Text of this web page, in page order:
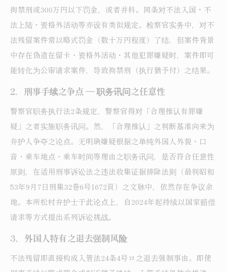
拘禁刑或300万円以下罚金，或者并科。同条对不法入国・不
法上陆・资格外活动等亦设有类似规定。检察官实务中，对不
法残留案件常以略式罚金（数十万円程度）了结，但案件背景
中存在偽造在留卡・资格外活动・其他犯罪嫌疑时，案件即可
能转化为公审请求案件，导致拘禁刑（执行猶予付）之结果。
2．刑事手续之争点 ― 职务讯问之任意性
警察官职务执行法2条规定，警察官得对「合理推认有罪嫌
疑」之者实施职务讯问。然，「合理推认」之判断基准向来为
弁护人争夺之论点。无明确嫌疑根据之单纯外国人外貌・口
音・乘车地点・乘车时间等理由之职务讯问，是否符合任意性
原则，在适用刑事诉讼法之违法收集证据排除法则（最判昭和
53年9月7日刑集32巻6号1672頁）之文脉中，依然存在争议余
地。本所松村弁护士于此论点上，自2024年起持续以国家赔偿
请求等方式提出系列诉讼挑战。
3．外国人特有之退去强制风险
不法残留即直接构成入管法24条4号ロ之退去强制事由。即使